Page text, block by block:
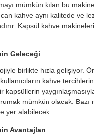
mümkün kılan bu
kahve aynı kalitede ve
Kapsül kahve
Geleceği
birlikte hızla gelişiyor.
kahve
kapsüllerin
mümkün olacak.
yer alabilecek.
Avantajları